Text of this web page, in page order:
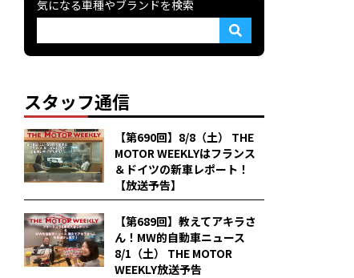
気になる車種やブランドを検索
スタッフ通信
【第690回】8/8（土） THE
MOTOR WEEKLYはフランス
＆ドイツの新車レポート！
【放送予告】
【第689回】教えてアキラさ
ん！MW的自動車ニュース
8/1（土） THE MOTOR
WEEKLY放送予告